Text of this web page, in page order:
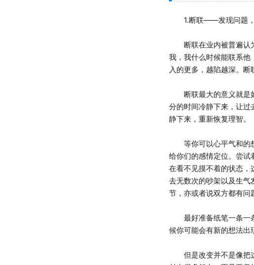
1.断联——发现问题，
断联在业内被普遍认为
我，我什么时候能联系他
入的更多，越陷越深。
断联最大的意义就是如
分的时间冷静下来，让过
静下来，重新恢复理智。
等你可以心平气和的想
给你们的感情定位。尝试
在看不见摸不着的状态，
去无数次的吵架以及生气
节，亦或者说双方都有问
最好准备纸笔一条一条
候你可能会有新的想法出
但是改变并不是像把这